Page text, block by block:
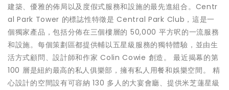
建築、優雅的佈局以及度假式服務和設施的最先進組合。Centr
al Park Tower 的標誌性特徵是 Central Park Club，這是一
個獨家產品，包括分佈在三個樓層的 50,000 平方呎的一流服務
和設施。每個策劃區都提供輔以五星級服務的獨特體驗，並由生
活方式顧問、設計師和作家Colin Cowie 創造。 最近揭幕的第
100 層是紐約最高的私人俱樂部，擁有私人用餐和娛樂空間。 精
心設計的空間設有可容納 130 多人的大宴會廳、提供米芝蓮星級